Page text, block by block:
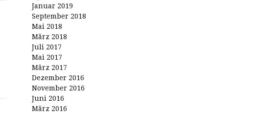
Januar 2019
September 2018
Mai 2018
März 2018
Juli 2017
Mai 2017
März 2017
Dezember 2016
November 2016
Juni 2016
März 2016